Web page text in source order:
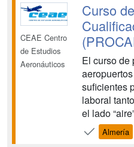
CEAE Centro
de Estudios
Aeronáuticos
Curso
El curso de
suficientes
laboral
el lado
gusta esta
conseguir
Almería